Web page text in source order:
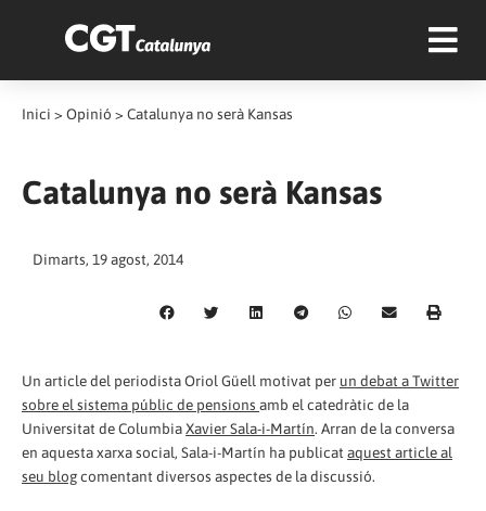
Inici > Opinió > Catalunya no serà Kansas
Catalunya no serà Kansas
Dimarts, 19 agost, 2014
Un article del periodista Oriol Güell motivat per un debat a Twitter
sobre el sistema públic de pensions amb el catedràtic de la
Universitat de ColumbiaXavier Sala-i-Martín. Arran de la conversa
en aquesta xarxa social, Sala-i-Martín ha publicat aquest article al
seu blogcomentant diversos aspectes de la discussió.